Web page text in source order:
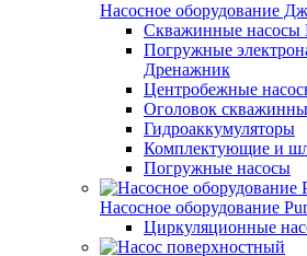
Насосное оборудование
Скважинные насосы
Погружные
Дренажник
Центробежные
Оголовок
Гидроаккумуляторы
Комплектующие и
Погружные насосы
Насосное оборудование
Циркуляционные